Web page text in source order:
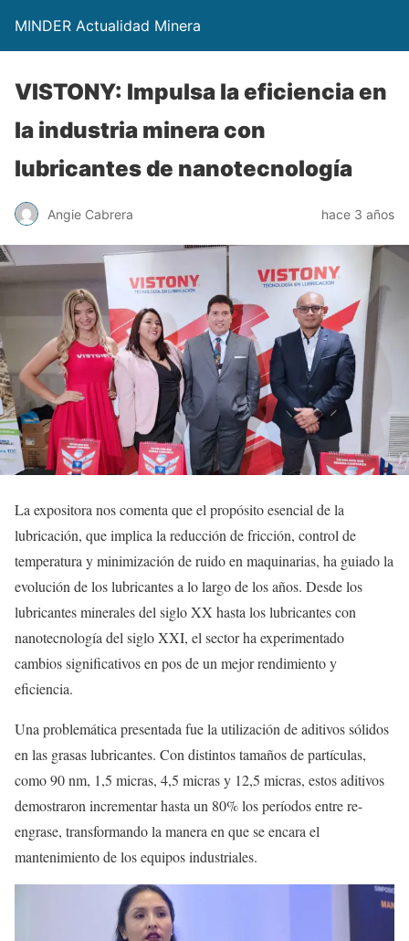
MINDER Actualidad Minera
VISTONY: Impulsa la eficiencia en
la industria minera con
lubricantes de nanotecnología
Angie Cabrera hace 3 años
La expositora nos comenta que el propósito esencial de la
lubricación, que implica la reducción de fricción, control de
temperatura y minimización de ruido en maquinarias, ha guiado la
evolución de los lubricantes a lo largo de los años. Desde los
lubricantes minerales del siglo XX hasta los lubricantes con
nanotecnología del siglo XXI, el sector ha experimentado
cambios significativos en pos de un mejor rendimiento y
eficiencia.
Una problemática presentada fue la utilización de aditivos sólidos
en las grasas lubricantes. Con distintos tamaños de partículas,
como 90 nm, 1,5 micras, 4,5 micras y 12,5 micras, estos aditivos
demostraron incrementar hasta un 80% los períodos entre re-
engrase, transformando la manera en que se encara el
mantenimiento de los equipos industriales.